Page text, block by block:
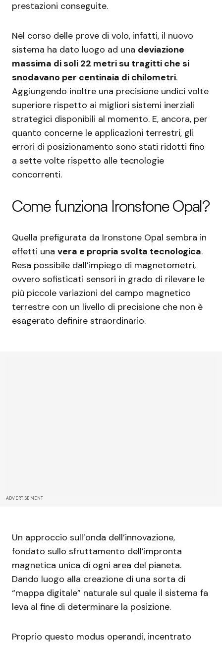
prestazioni conseguite.
Nel corso delle prove di volo, infatti, il nuovo
sistema ha dato luogo ad una deviazione
massima di soli 22 metri su tragitti che si
snodavano per centinaia di chilometri.
Aggiungendo inoltre una precisione undici volte
superiore rispetto ai migliori sistemi inerziali
strategici disponibili al momento. E, ancora, per
quanto concerne le applicazioni terrestri, gli
errori di posizionamento sono stati ridotti fino
a sette volte rispetto alle tecnologie
concorrenti.
Come funziona Ironstone Opal?
Quella prefigurata da Ironstone Opal sembra in
effetti una vera e propria svolta tecnologica.
Resa possibile dall’impiego di magnetometri,
ovvero sofisticati sensori in grado di rilevare le
più piccole variazioni del campo magnetico
terrestre con un livello di precisione che non è
esagerato definire straordinario.
ADVERTISEMENT
Un approccio sull’onda dell’innovazione,
fondato sullo sfruttamento dell’impronta
magnetica unica di ogni area del pianeta.
Dando luogo alla creazione di una sorta di
“mappa digitale” naturale sul quale il sistema fa
leva al fine di determinare la posizione.
Proprio questo modus operandi, incentrato